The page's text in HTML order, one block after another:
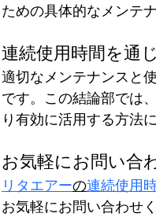
ための具体的なメンテ
連続使用時間を通
適切なメンテナンスと
です。この結論部では、
り有効に活用する方法
お気軽にお問い合
リタエアーの連続使用
お気軽にお問い合わせ